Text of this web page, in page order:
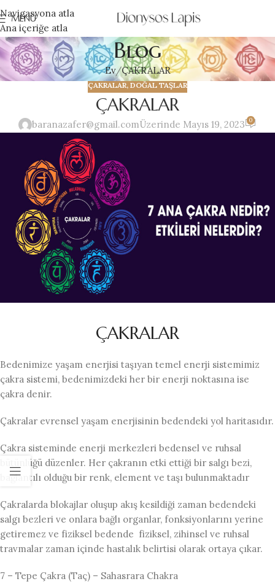
Navigasyona atla
Ana içeriğe atla
MENÜ
Blog
Ev ÇAKRALAR
ÇAKRALAR, DOĞAL TAŞLAR
ÇAKRALAR
baranazafer@gmail.comÜzerinde Mayıs 19, 2023 0
ÇAKRALAR
Bedenimize yaşam enerjisi taşıyan temel enerji sistemimiz
çakra sistemi, bedenimizdeki her bir enerji noktasına ise
çakra denir.
Çakralar evrensel yaşam enerjisinin bedendeki yol haritasıdır.
Çakra sisteminde enerji merkezleri bedensel ve ruhsal
bütünlüğü düzenler. Her çakranın etki ettiği bir salgı bezi,
bağlantılı olduğu bir renk, element ve taşı bulunmaktadır
Çakralarda blokajlar oluşup akış kesildiği zaman bedendeki
salgı bezleri ve onlara bağlı organlar, fonksiyonlarını yerine
getiremez ve fiziksel bedende fiziksel, zihinsel ve ruhsal
travmalar zaman içinde hastalık belirtisi olarak ortaya çıkar.
7 – Tepe Çakra (Taç) – Sahasrara Chakra